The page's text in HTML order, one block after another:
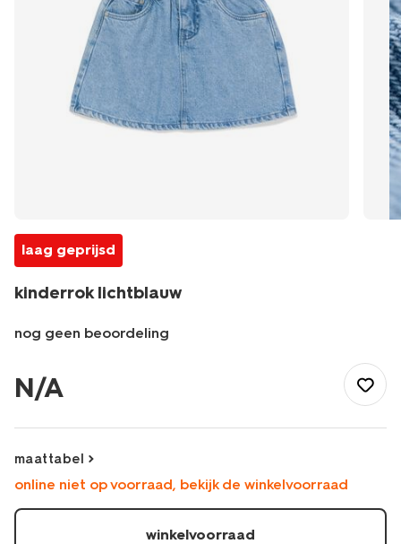
laag geprijsd
kinderrok lichtblauw
nog geen beoordeling
-
lichtblauw-
N/A
maattabel
online niet op voorraad, bekijk de winkelvoorraad
winkelvoorraad